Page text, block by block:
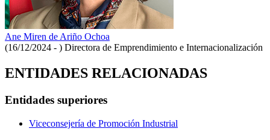
Ane Miren de Ariño Ochoa
(16/12/2024 - ) Directora de Emprendimiento e Internacionalización
ENTIDADES RELACIONADAS
Entidades superiores
Viceconsejería de Promoción Industrial